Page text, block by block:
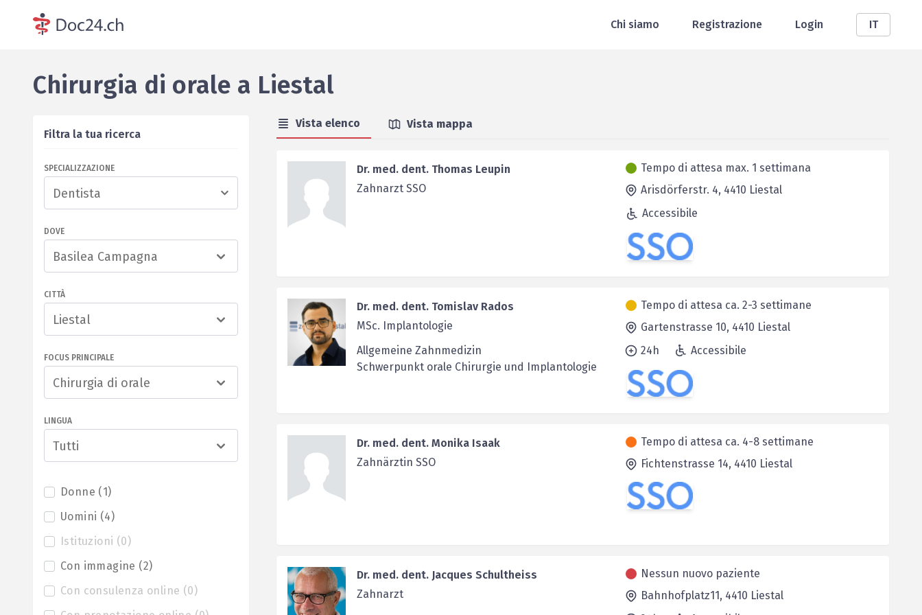
Chi siamo Registrazione Login IT
Chirurgia di orale a Liestal
Filtra la tua ricerca
SPECIALIZZAZIONE
DOVE
Basilea Campagna
CITTÀ
Liestal
FOCUS PRINCIPALE
Chirurgia di orale
LINGUA
Tutti
Donne (1)
Uomini (4)
Istituzioni (0)
Con immagine (2)
Con consulenza online (0)
Vista elenco Vista mappa
Dr. med. dent. Thomas Leupin
Zahnarzt SSO
Tempo di attesa max. 1 settimana
Arisdörferstr. 4, 4410 Liestal
Accessibile
Dr. med. dent. Tomislav Rados
MSc. Implantologie
Allgemeine Zahnmedizin
Schwerpunkt orale Chirurgie und Implantologie
Tempo di attesa ca. 2-3 settimane
Gartenstrasse 10, 4410 Liestal
24h
Accessibile
Dr. med. dent. Monika Isaak
Zahnärztin SSO
Tempo di attesa ca. 4-8 settimane
Fichtenstrasse 14, 4410 Liestal
Dr. med. dent. Jacques Schultheiss
Zahnarzt
Nessun nuovo paziente
Bahnhofplatz11, 4410 Liestal